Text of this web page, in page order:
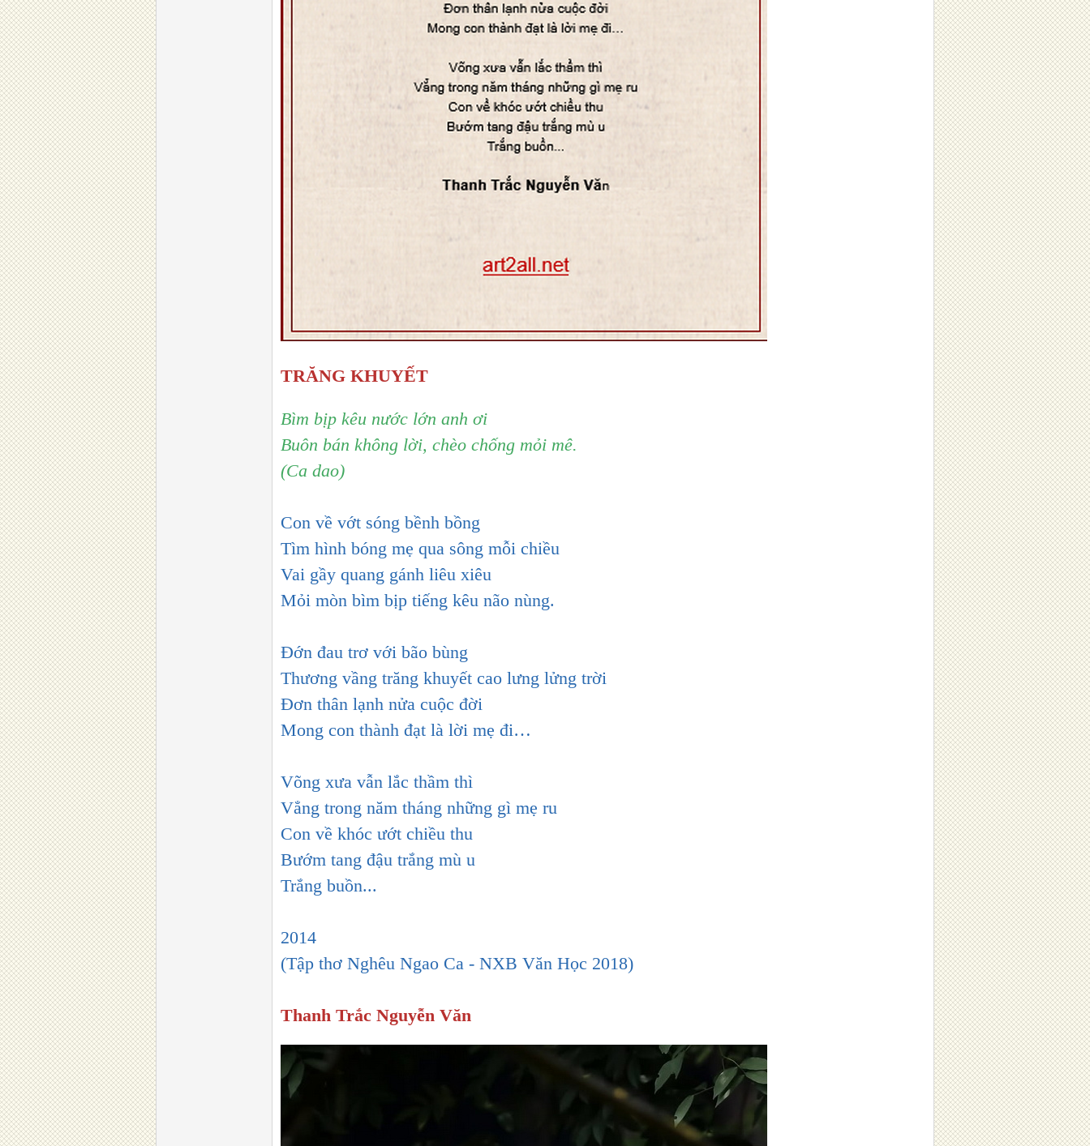
TRĂNG KHUYẾT
Bìm bịp kêu nước lớn anh ơi
Buôn bán không lời, chèo chống mỏi mê.
(Ca dao)
Con về vớt sóng bềnh bồng
Tìm hình bóng mẹ qua sông mỗi chiều
Vai gầy quang gánh liêu xiêu
Mỏi mòn bìm bịp tiếng kêu não nùng.
Đớn đau trơ với bão bùng
Thương vầng trăng khuyết cao lưng lửng trời
Đơn thân lạnh nửa cuộc đời
Mong con thành đạt là lời mẹ đi…
Võng xưa vẫn lắc thầm thì
Vẳng trong năm tháng những gì mẹ ru
Con về khóc ướt chiều thu
Bướm tang đậu trắng mù u
Trắng buồn...
2014
(Tập thơ Nghêu Ngao Ca - NXB Văn Học 2018)
Thanh Trắc Nguyễn Văn